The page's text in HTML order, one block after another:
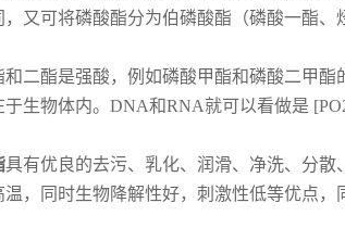
又可将磷酸酯分为伯磷酸酯（磷酸一酯
和二酯是强酸，例如磷酸甲酯和磷酸二甲酯
生物体内。 DNA和RNA就可以看做是
具有优良的去污、乳化、润滑、净洗、分散
，同时生物降解性好，刺激性低等优点，